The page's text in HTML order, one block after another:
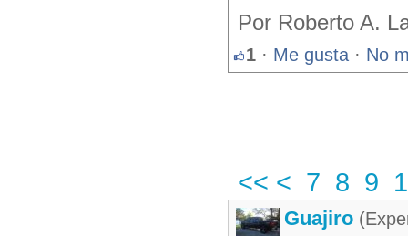
Por Roberto A.
1 · Me gusta · No
<< < 7 8 9
Guajiro